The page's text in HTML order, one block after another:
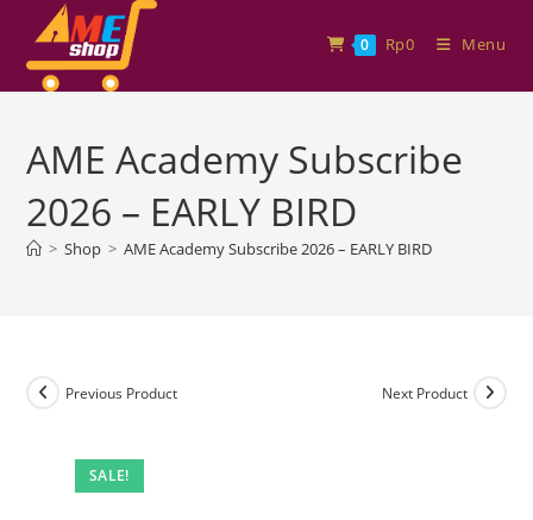
0 Rp0 Menu
AME Academy Subscribe
2026 – EARLY BIRD
> Shop > AME Academy Subscribe 2026 – EARLY BIRD
SALE!
Previous Product Next Product